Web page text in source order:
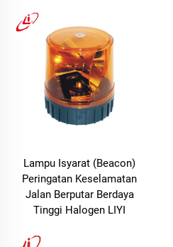
Lampu Isyarat (Beacon)
Peringatan Keselamatan
Jalan Berputar Berdaya
Tinggi Halogen LIYI